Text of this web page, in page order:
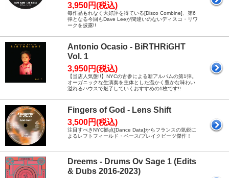
3,950円(税込)
毎作品もれなく大好評を得ている[Disco Combine]、第6
弾となる今回もDave Leeが間違いのないディスコ・リワ
ークを披露!!
Antonio Ocasio - BiRTHRiGHT
Vol. 1
3,950円(税込)
【当店人気盤!!】NYCの古参による新アルバムの第1弾。
オーガニックな生演奏を主体とした温かく豊かな味わい
溢れるハウスで魅了していくおすすめの1枚です!!
Fingers of God - Lens Shift
3,500円(税込)
注目すべきNYC拠点[Dance Data]からフランスの気鋭に
よるレフトフィールド・ベース/ブレイクビーツ傑作！
Dreems - Drums Ov Sage 1 (Edits
& Dubs 2016-2023)